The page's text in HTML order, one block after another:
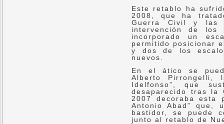
Este retablo ha
2008, que ha
Guerra Civil y las
intervención de
incorporado un
permitido posicionar
y dos de los
nuevos.
En el ático se
Alberto Pirrongelli,
Idelfonso”, que
desaparecido tras la
2007 decoraba esta
Antonio Abad” que,
bastidor, se puede
junto al retablo de